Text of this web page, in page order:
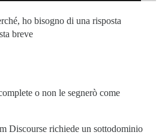
ho bisogno di una risposta
breve
o non le segnerò come
Discourse richiede un sottodominio